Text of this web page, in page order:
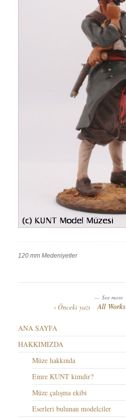
Work
120 mm Medeniyetler
See more
Önceki yazı All Works
ANA SAYFA
HAKKIMIZDA
Müze hakkında
Emre KUNT kimdir?
Müze çalışma ekibi
Eserleri bulunan modelciler